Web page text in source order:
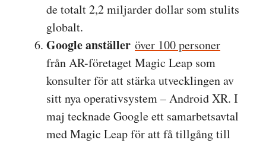
de totalt 2,2 miljarder dollar som stulits
globalt.
Google anställer över 100 personer
från AR-företaget Magic Leap som
konsulter för att stärka utvecklingen av
sitt nya operativsystem – Android XR. I
maj tecknade Google ett samarbetsavtal
med Magic Leap för att få tillgång till